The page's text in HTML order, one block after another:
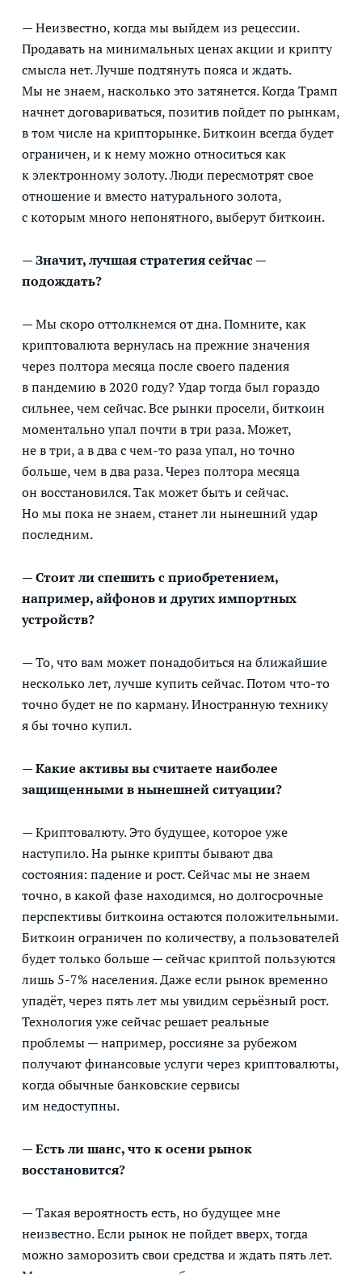
— Неизвестно, когда мы выйдем из рецессии.
Продавать на минимальных ценах акции и крипту
смысла нет. Лучше подтянуть пояса и ждать.
Мы не знаем, насколько это затянется. Когда Трамп
начнет договариваться, позитив пойдет по рынкам,
в том числе на крипторынке. Биткоин всегда будет
ограничен, и к нему можно относиться как
к электронному золоту. Люди пересмотрят свое
отношение и вместо натурального золота,
с которым много непонятного, выберут биткоин.
— Значит, лучшая стратегия сейчас —
подождать?
— Мы скоро оттолкнемся от дна. Помните, как
криптовалюта вернулась на прежние значения
через полтора месяца после своего падения
в пандемию в 2020 году? Удар тогда был гораздо
сильнее, чем сейчас. Все рынки просели, биткоин
моментально упал почти в три раза. Может,
не в три, а в два с чем-то раза упал, но точно
больше, чем в два раза. Через полтора месяца
он восстановился. Так может быть и сейчас.
Но мы пока не знаем, станет ли нынешний удар
последним.
— Стоит ли спешить с приобретением,
например, айфонов и других импортных
устройств?
— То, что вам может понадобиться на ближайшие
несколько лет, лучше купить сейчас. Потом что-то
точно будет не по карману. Иностранную технику
я бы точно купил.
— Какие активы вы считаете наиболее
защищенными в нынешней ситуации?
— Криптовалюту. Это будущее, которое уже
наступило. На рынке крипты бывают два
состояния: падение и рост. Сейчас мы не знаем
точно, в какой фазе находимся, но долгосрочные
перспективы биткоина остаются положительными.
Биткоин ограничен по количеству, а пользователей
будет только больше — сейчас криптой пользуются
лишь 5-7% населения. Даже если рынок временно
упадёт, через пять лет мы увидим серьёзный рост.
Технология уже сейчас решает реальные
проблемы — например, россияне за рубежом
получают финансовые услуги через криптовалюты,
когда обычные банковские сервисы
им недоступны.
— Есть ли шанс, что к осени рынок
восстановится?
— Такая вероятность есть, но будущее мне
неизвестно. Если рынок не пойдет вверх, тогда
можно заморозить свои средства и ждать пять лет.